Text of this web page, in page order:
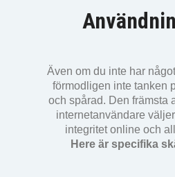
Även om du inte har
förmodligen inte tanken
och spårad. Den främsta
internetanvändare
integritet online och
Here är specifika